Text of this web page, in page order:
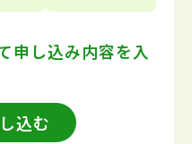
申し込み内容を入
込む